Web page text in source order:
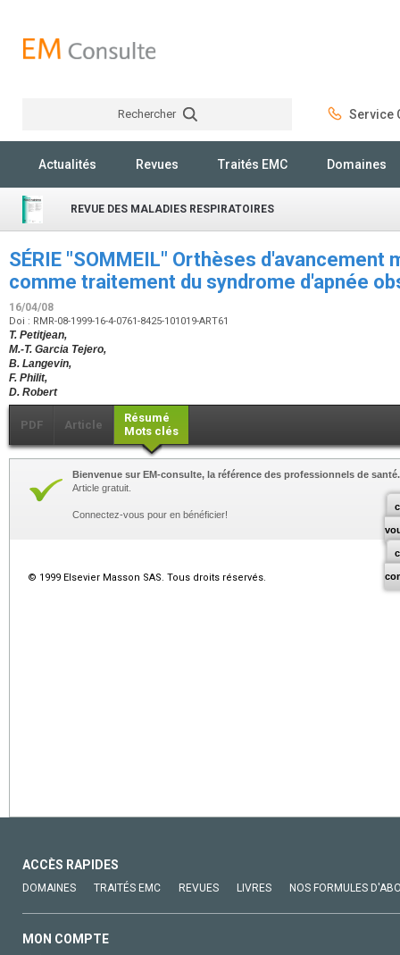
Rechercher Service
Actualités Revues Traités EMC Domaines
REVUE DES MALADIES RESPIRATOIRES
SÉRIE "SOMMEIL" Orthèses d'avancement
comme traitement du syndrome d'apnée
16/04/08
Doi : RMR-08-1999-16-4-0761-8425-101019-ART61
T. Petitjean,
M.-T. Garcia Tejero,
B. Langevin,
F. Philit,
D. Robert
PDF Article
Résumé
Mots clés
Bienvenue sur EM-consulte, la référence des professionnels de santé.
Article gratuit.
Connectez-vous pour en bénéficier!
© 1999 Elsevier Masson SAS. Tous droits réservés.
ACCÈS RAPIDES
DOMAINES TRAITÉS EMC REVUES LIVRES NOS FORMULES
MON COMPTE